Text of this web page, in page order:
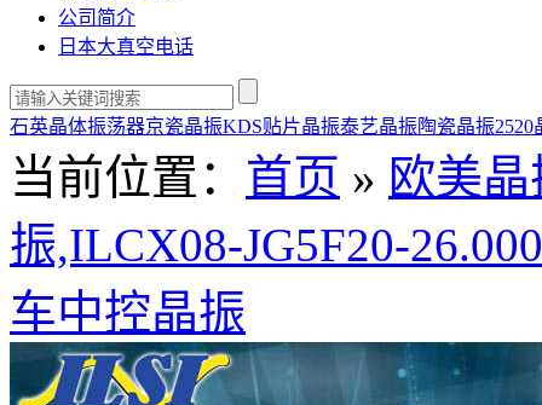
公司简介
日本大真空电话
石英晶体振荡器京瓷晶振KDS贴片晶振泰艺晶振陶瓷晶振2520
当前位置： 首页 » 欧美晶
振,ILCX08-JG5F20-
车中控晶振